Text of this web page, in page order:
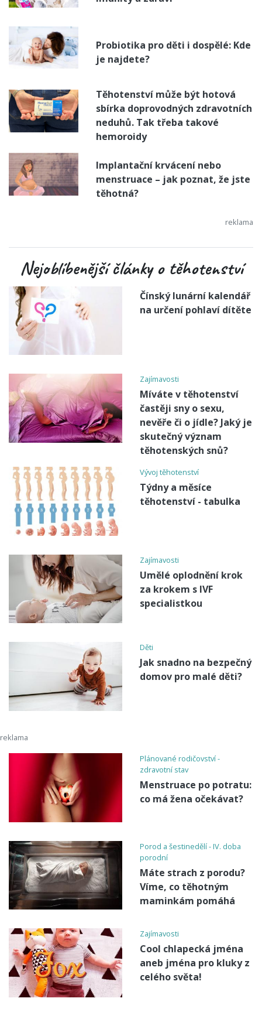
Probiotika pro děti i dospělé: Kde
je najdete?
Těhotenství může být hotová
sbírka doprovodných zdravotních
neduhů. Tak třeba takové
hemoroidy
Implantační krvácení nebo
menstruace – jak poznat, že jste
těhotná?
Nejoblíbenější články o těhotenství
Čínský lunární kalendář
na určení pohlaví dítěte
Zajímavosti
Míváte v těhotenství
častěji sny o sexu,
nevěře či o jídle? Jaký je
skutečný význam
těhotenských snů?
Vývoj těhotenství
Týdny a měsíce
těhotenství - tabulka
Zajímavosti
Umělé oplodnění krok
za krokem s IVF
specialistkou
Děti
Jak snadno na bezpečný
domov pro malé děti?
Plánované rodičovství -
zdravotní stav
Menstruace po potratu:
co má žena očekávat?
Porod a šestinedělí - IV. doba
porodní
Máte strach z porodu?
Víme, co těhotným
maminkám pomáhá
Zajímavosti
Cool chlapecká jména
aneb jména pro kluky z
celého světa!